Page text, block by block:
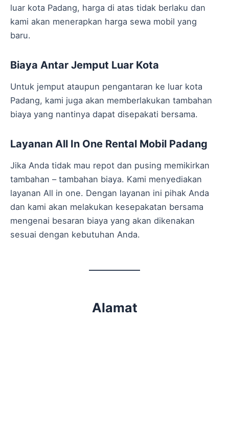
luar kota Padang, harga di atas tidak berlaku dan
kami akan menerapkan harga sewa mobil yang
baru.
Biaya Antar Jemput Luar Kota
Untuk jemput ataupun pengantaran ke luar kota
Padang, kami juga akan memberlakukan tambahan
biaya yang nantinya dapat disepakati bersama.
Layanan All In One Rental Mobil Padang
Jika Anda tidak mau repot dan pusing memikirkan
tambahan – tambahan biaya. Kami menyediakan
layanan All in one. Dengan layanan ini pihak Anda
dan kami akan melakukan kesepakatan bersama
mengenai besaran biaya yang akan dikenakan
sesuai dengan kebutuhan Anda.
Alamat